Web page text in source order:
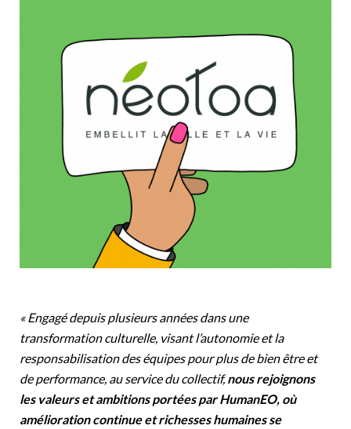
« Engagé depuis plusieurs années dans une
transformation culturelle, visant l’autonomie et la
responsabilisation des équipes pour plus de bien être et
de performance, au service du collectif,nous rejoignons
les valeurs et ambitions portées par HumanEO, où
amélioration continue et richesses humaines se